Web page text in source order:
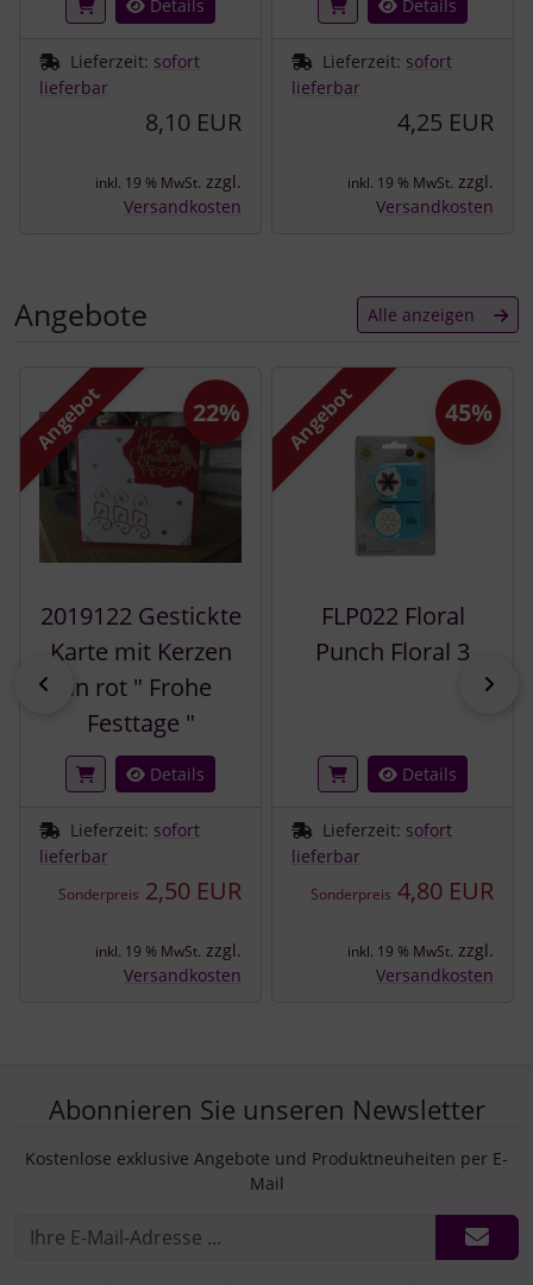
Details
Lieferzeit: sofort
lieferbar
8,10 EUR
inkl. 19 % MwSt. zzgl.
Versandkosten
Details
Lieferzeit: sofort
lieferbar
4,25 EUR
inkl. 19 % MwSt. zzgl.
Versandkosten
Angebote Alle anzeigen
Es folgt ein Produktslider - navigieren Sie mit der Tab-
zurück
Angebot
2019122 Gestickte
Karte mit Kerzen
in rot " Frohe
Festtage "
Details
Lieferzeit: sofort
lieferbar
Sonderpreis 2,50 EUR
22%
inkl. 19 % MwSt. zzgl.
Versandkosten
Angebot
FLP022 Floral
Punch Floral 3
Details
Lieferzeit: sofort
lieferbar
Sonderpreis 4,80 EUR
45%
inkl. 19 % MwSt. zzgl.
Versandkosten
Abonnieren Sie unseren Newsletter
Kostenlose exklusive Angebote und Produktneuheiten per E-
Mail